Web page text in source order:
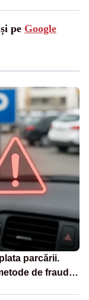
pe Google
parcării.
de fraudă